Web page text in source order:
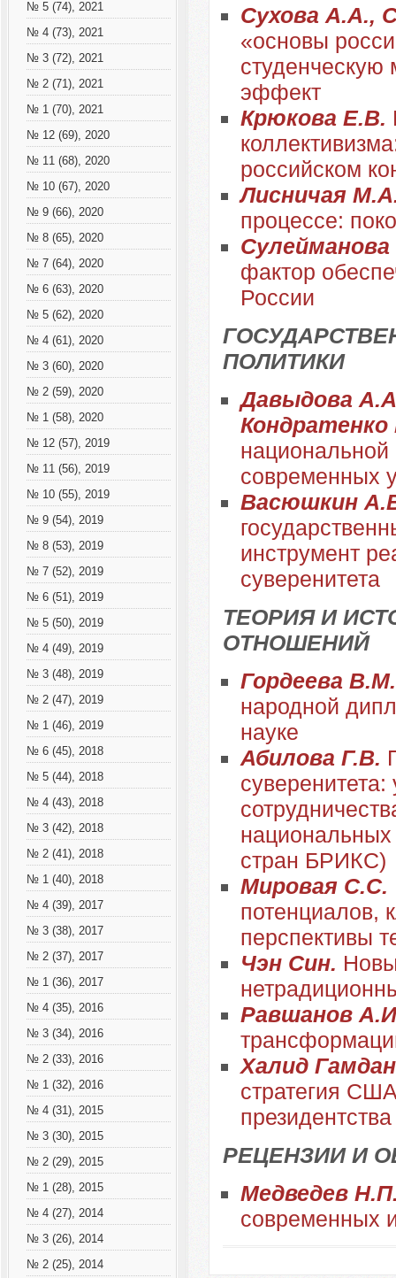
№ 5 (74), 2021
№ 4 (73), 2021
№ 3 (72), 2021
№ 2 (71), 2021
№ 1 (70), 2021
№ 12 (69), 2020
№ 11 (68), 2020
№ 10 (67), 2020
№ 9 (66), 2020
№ 8 (65), 2020
№ 7 (64), 2020
№ 6 (63), 2020
№ 5 (62), 2020
№ 4 (61), 2020
№ 3 (60), 2020
№ 2 (59), 2020
№ 1 (58), 2020
№ 12 (57), 2019
№ 11 (56), 2019
№ 10 (55), 2019
№ 9 (54), 2019
№ 8 (53), 2019
№ 7 (52), 2019
№ 6 (51), 2019
№ 5 (50), 2019
№ 4 (49), 2019
№ 3 (48), 2019
№ 2 (47), 2019
№ 1 (46), 2019
№ 6 (45), 2018
№ 5 (44), 2018
№ 4 (43), 2018
№ 3 (42), 2018
№ 2 (41), 2018
№ 1 (40), 2018
№ 4 (39), 2017
№ 3 (38), 2017
№ 2 (37), 2017
№ 1 (36), 2017
№ 4 (35), 2016
№ 3 (34), 2016
№ 2 (33), 2016
№ 1 (32), 2016
№ 4 (31), 2015
№ 3 (30), 2015
№ 2 (29), 2015
№ 1 (28), 2015
№ 4 (27), 2014
№ 3 (26), 2014
№ 2 (25), 2014
Сухова А.А.,
«основы
студенческую
эффект
Крюкова Е.В.
российском
Лисничая
процессе:
фактор
России
ПОЛИТИКИ
Давыдова
национальной
современных
Васюшкин
инструмент
суверенитета
ТЕОРИЯ И
ОТНОШЕНИЙ
Гордеева
народной
науке
Абилова Г.В.
суверенитета:
национальных
стран БРИКС)
Мировая С.С.
потенциалов,
перспективы
Чэн Син.
Равшанов
Халид
стратегия
РЕЦЕНЗИИ И
Медведев
современных